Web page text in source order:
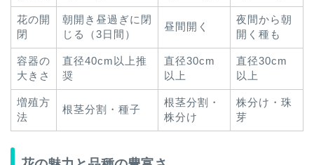
花の開
閉
朝開き昼過ぎに閉
じる（3日間）
昼間開く
夜間から朝
開く種も
容器の
大きさ
直径40cm以上推
奨
直径30cm
以上
直径30cm
以上
増殖方
法
根茎分割・種子
根茎分割・
株分け
株分け・珠
芽